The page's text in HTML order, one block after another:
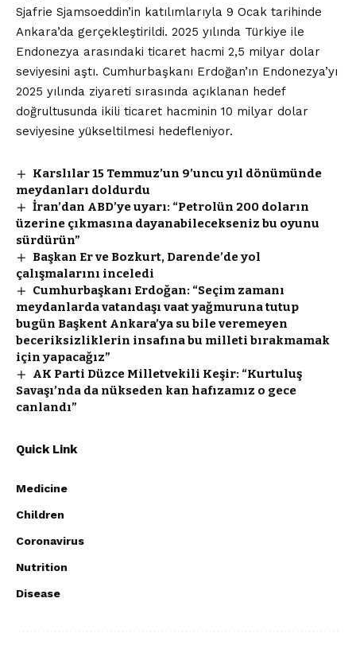
Sjafrie Sjamsoeddin’in katılımlarıyla 9 Ocak tarihinde
Ankara’da gerçekleştirildi. 2025 yılında Türkiye ile
Endonezya arasındaki ticaret hacmi 2,5 milyar dolar
seviyesini aştı. Cumhurbaşkanı Erdoğan’ın Endonezya’yı
2025 yılında ziyareti sırasında açıklanan hedef
doğrultusunda ikili ticaret hacminin 10 milyar dolar
seviyesine yükseltilmesi hedefleniyor.
Karslılar 15 Temmuz’un 9’uncu yıl dönümünde
meydanları doldurdu
İran’dan ABD’ye uyarı: “Petrolün 200 doların
üzerine çıkmasına dayanabilecekseniz bu oyunu
sürdürün”
Başkan Er ve Bozkurt, Darende’de yol
çalışmalarını inceledi
Cumhurbaşkanı Erdoğan: “Seçim zamanı
meydanlarda vatandaşı vaat yağmuruna tutup
bugün Başkent Ankara’ya su bile veremeyen
beceriksizliklerin insafına bu milleti bırakmamak
için yapacağız”
AK Parti Düzce Milletvekili Keşir: “Kurtuluş
Savaşı’nda da nükseden kan hafızamız o gece
canlandı”
Quick Link
Medicine
Children
Coronavirus
Nutrition
Disease